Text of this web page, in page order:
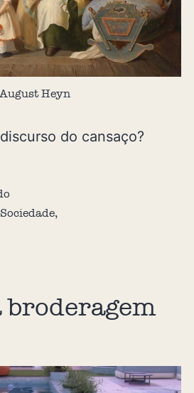
August Heyn
do cansaço?
Sociedade,
broderagem